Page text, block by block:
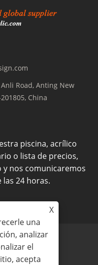
Road, Anting New
China
piscina, acrílico
o lista de precios,
nos comunicaremos
24 horas.
X
una
analizar
el
acepta